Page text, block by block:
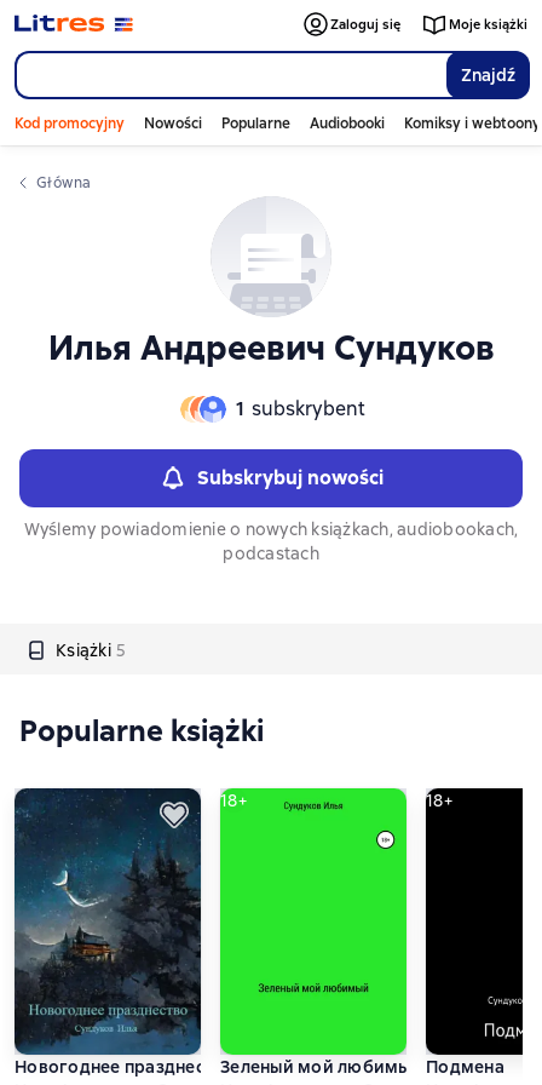
Znajdź
Zaloguj się Moje książki
Kod promocyjny Nowości Popularne Audiobooki Komiksy i webtoony
Główna
Илья Андреевич Сундуков
1 subskrybent
Subskrybuj nowości
Wyślemy powiadomienie o nowych książkach, audiobookach,
podcastach
Książki 5
Слайдер с книгами
Popularne książki
Новогоднее празднество
18+
Зеленый мой любимый
18+
Подмена
Слайдер с книгами